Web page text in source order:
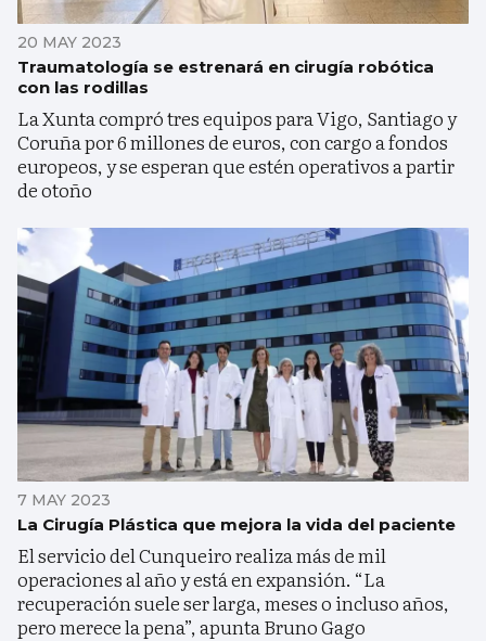
20 MAY 2023
Traumatología se estrenará en cirugía robótica
con las rodillas
La Xunta compró tres equipos para Vigo, Santiago y
Coruña por 6 millones de euros, con cargo a fondos
europeos, y se esperan que estén operativos a partir
de otoño
7 MAY 2023
La Cirugía Plástica que mejora la vida del paciente
El servicio del Cunqueiro realiza más de mil
operaciones al año y está en expansión. “La
recuperación suele ser larga, meses o incluso años,
pero merece la pena”, apunta Bruno Gago